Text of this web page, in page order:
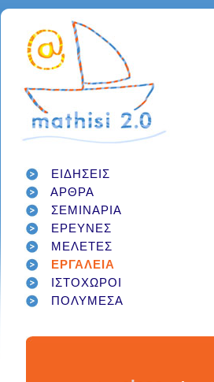
ΕΙΔΗΣΕΙΣ
ΑΡΘΡΑ
ΣΕΜΙΝΑΡΙΑ
ΕΡΕΥΝΕΣ
ΜΕΛΕΤΕΣ
ΕΡΓΑΛΕΙΑ
ΙΣΤΟΧΩΡΟΙ
ΠΟΛΥΜΕΣΑ
internet εκπαιδευτικοί
εκπαίδευση
διαδίκτυο μάθηση
σχολείο παιδιά
εργαλεία teacher
infographic class
κοινωνικά δίκτυα